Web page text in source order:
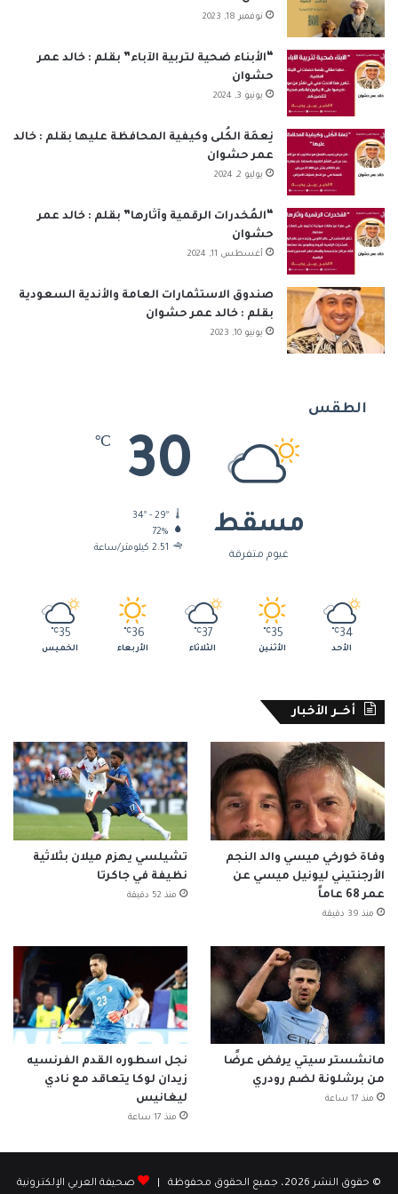
أو في مَالهِ أو في وَلدِهِ ثُمَّ صَبَّرهُ عَلى ذَلكَ حتى يُبلِّغهُ المَنْزلِة التي سَبقَتْ
لهُ مِنَ اللهِ تعالى” (رواه الألباني-صحيح أبي داود)، وهو توفيق واختيار من
الله للعبد إلى الطاعات ومنها الصبر ليُبَلِّغَه عز وجل المنزلة التي أعدَّها له
مسبقاً، فصبراً جميلا أيها المرضى وهنيئا لكم بهذه المنزلة العظيمة من
الله.
#الخبر_بين_يديك صحيفة_العربي_الالكترونية
نوفمبر 18, 2023
“الأبناء ضحية لتربية الآباء” بقلم : خالد عمر
حشوان
يونيو 3, 2024
نِعمَة الكُلى وكيفية المحافظة عليها بقلم : خالد
عمر حشوان
يوليو 2, 2024
“المُخدرات الرقمية وآثارها” بقلم : خالد عمر
حشوان
أغسطس 11, 2024
صندوق الاستثمارات العامة والأندية السعودية
بقلم : خالد عمر حشوان
يونيو 10, 2023
الطقس
مسقط
غيوم متفرقة
30
℃
34º - 29º
72%
2.51 كيلومتر/ساعة
34
℃
الأحد
35
℃
الأثنين
37
℃
الثلاثاء
36
℃
الأربعاء
35
℃
الخميس
أخــر الأخبار
وفاة خورخي ميسي والد النجم
الأرجنتيني ليونيل ميسي عن
عمر 68 عاماً
منذ 39 دقيقة
تشيلسي يهزم ميلان بثلاثية
نظيفة في جاكرتا
منذ 52 دقيقة
مانشستر سيتي يرفض عرضًا
من برشلونة لضم رودري
منذ 17 ساعة
نجل اسطوره القدم الفرنسيه
زيدان لوكا يتعاقد مع نادي
ليغانيس
منذ 17 ساعة
© حقوق النشر 2026، جميع الحقوق محفوظة | صحيفة العربي الإلكترونية